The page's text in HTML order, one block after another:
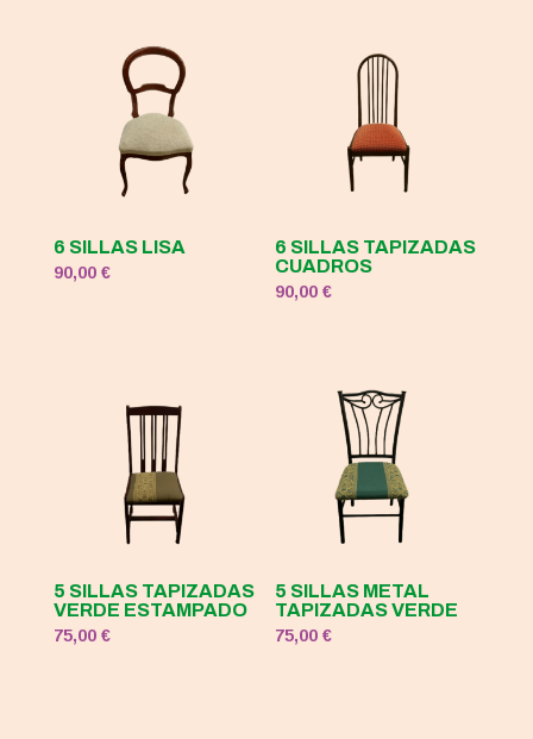
6 SILLAS LISA
90,00 €
6 SILLAS TAPIZADAS
CUADROS
90,00€
5 SILLAS TAPIZADAS
VERDE ESTAMPADO
75,00 €
5 SILLAS METAL
TAPIZADAS VERDE
75,00€